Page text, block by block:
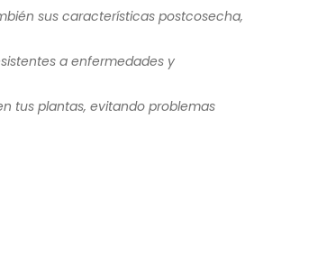
sus características postcosecha,
a enfermedades y
tus plantas, evitando problemas